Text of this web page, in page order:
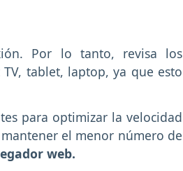
Por lo tanto, revisa los
tablet, laptop, ya que esto
para optimizar la velocidad
el menor número de
web.